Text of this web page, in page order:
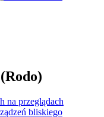
na przeglądach
bliskiego